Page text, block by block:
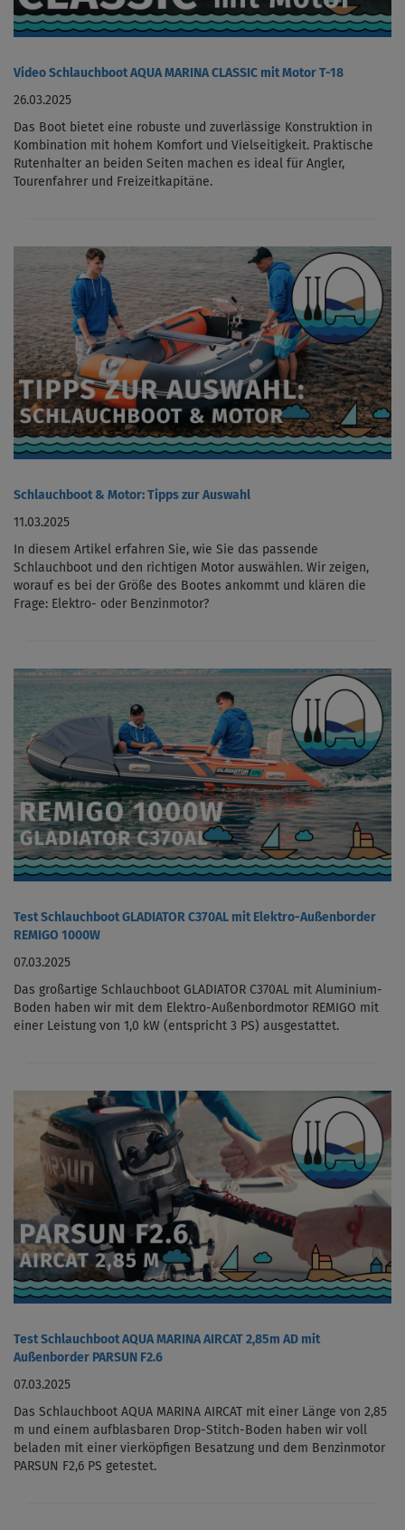
Video Schlauchboot AQUA MARINA CLASSIC mit Motor T-18
26.03.2025
Das Boot bietet eine robuste und zuverlässige Konstruktion in
Kombination mit hohem Komfort und Vielseitigkeit. Praktische
Rutenhalter an beiden Seiten machen es ideal für Angler,
Tourenfahrer und Freizeitkapitäne.
Schlauchboot & Motor: Tipps zur Auswahl
11.03.2025
In diesem Artikel erfahren Sie, wie Sie das passende
Schlauchboot und den richtigen Motor auswählen. Wir zeigen,
worauf es bei der Größe des Bootes ankommt und klären die
Frage: Elektro- oder Benzinmotor?
Test Schlauchboot GLADIATOR C370AL mit Elektro-Außenborder
REMIGO 1000W
07.03.2025
Das großartige Schlauchboot GLADIATOR C370AL mit Aluminium-
Boden haben wir mit dem Elektro-Außenbordmotor REMIGO mit
einer Leistung von 1,0 kW (entspricht 3 PS) ausgestattet.
Test Schlauchboot AQUA MARINA AIRCAT 2,85m AD mit
Außenborder PARSUN F2.6
07.03.2025
Das Schlauchboot AQUA MARINA AIRCAT mit einer Länge von 2,85
m und einem aufblasbaren Drop-Stitch-Boden haben wir voll
beladen mit einer vierköpfigen Besatzung und dem Benzinmotor
PARSUN F2,6 PS getestet.